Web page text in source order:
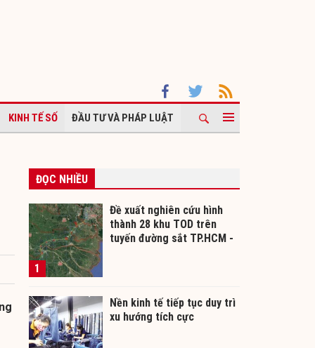
KINH TẾ SỐ ĐẦU TƯ VÀ PHÁP LUẬT
ĐỌC NHIỀU
1
Đề xuất nghiên cứu hình
thành 28 khu TOD trên
tuyến đường sắt TP.HCM -
Nền kinh tế tiếp tục duy trì
xu hướng tích cực